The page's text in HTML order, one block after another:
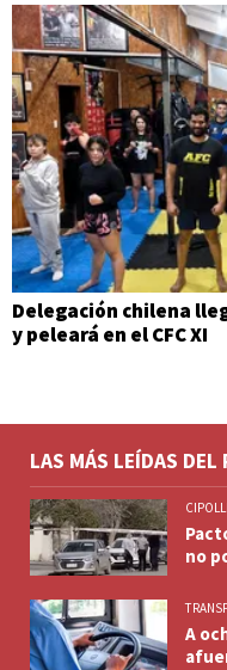
Delegación chilena
y peleará en el CFC XI
LAS MÁS LEÍDAS DEL
no
A